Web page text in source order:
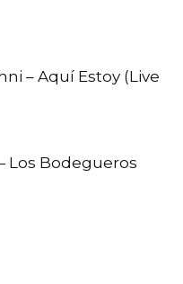
– Aquí Estoy (Live
Los Bodegueros